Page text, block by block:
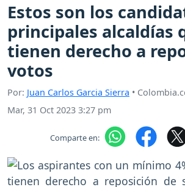
Estos son los
principales alcaldías
tienen derecho a
votos
Por: Juan Carlos Garcia Sierra •
Mar, 31 Oct 2023 3:27 pm
Comparte en: